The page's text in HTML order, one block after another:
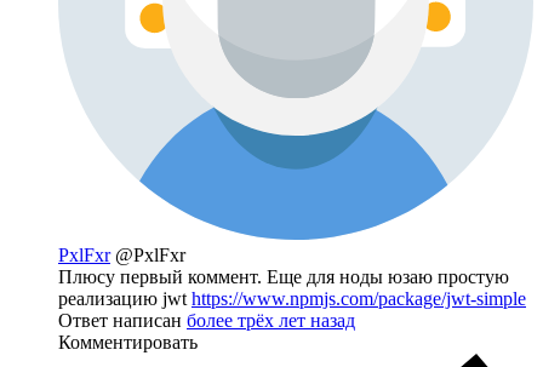
PxlFxr @PxlFxr
Плюсу первый коммент. Еще для ноды юзаю простую
реализацию jwt https://www.npmjs.com/package/jwt-simple
Ответ написан более трёх лет назад
Комментировать